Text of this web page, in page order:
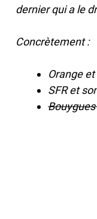
dernier qui a le
Concrètement :
Orange
SFR et